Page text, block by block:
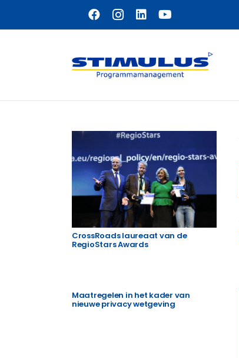
CrossRoads laureaat van de
RegioStars Awards
Maatregelen in het kader van
nieuwe privacy wetgeving